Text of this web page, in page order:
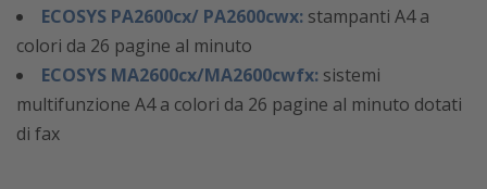
ECOSYS PA2600cx/ PA2600cwx: stampanti A4 a
colori da 26 pagine al minuto
ECOSYS MA2600cx/MA2600cwfx: sistemi
multifunzione A4 a colori da 26 pagine al minuto dotati
di fax